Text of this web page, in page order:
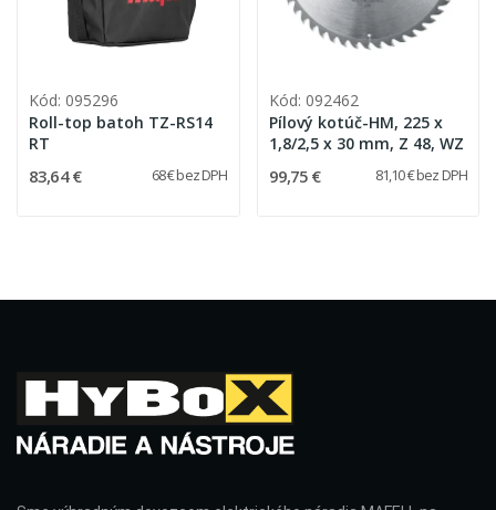
Kód: 095296
Roll-top batoh TZ-RS14
RT
83,64 € 68 € bez DPH
Kód: 092462
Pílový kotúč-HM, 225 x
1,8/2,5 x 30 mm, Z 48, WZ
99,75 € 81,10 € bez DPH